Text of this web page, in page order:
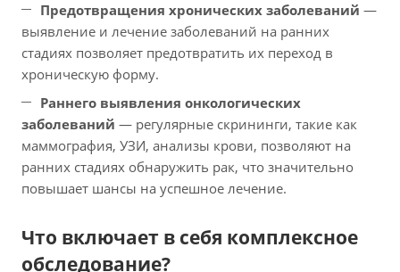
Предотвращения хронических заболеваний —
выявление и лечение заболеваний на ранних
стадиях позволяет предотвратить их переход в
хроническую форму.
Раннего выявления онкологических
заболеваний — регулярные скрининги, такие как
маммография, УЗИ, анализы крови, позволяют на
ранних стадиях обнаружить рак, что значительно
повышает шансы на успешное лечение.
Что включает в себя комплексное
обследование?